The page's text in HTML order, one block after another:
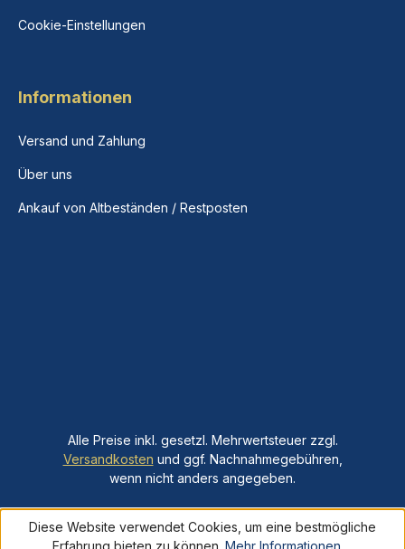
Cookie-Einstellungen
Informationen
Versand und Zahlung
Über uns
Ankauf von Altbeständen / Restposten
Alle Preise inkl. gesetzl. Mehrwertsteuer zzgl.
Versandkosten und ggf. Nachnahmegebühren,
wenn nicht anders angegeben.
Diese Website verwendet Cookies, um eine bestmögliche
Erfahrung bieten zu können. Mehr Informationen ...